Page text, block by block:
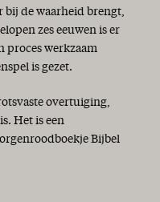
bij de waarheid brengt,
zes eeuwen is er
proces werkzaam
is gezet.
overtuiging,
Het is een
Bijbel